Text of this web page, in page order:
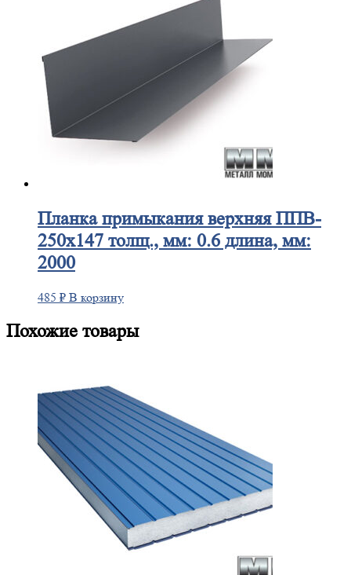
Планкапримыкания верхняя ППВ-
250х147 толщ., мм: 0.6 длина, мм:
2000
485 ₽ В корзину
Похожие товары